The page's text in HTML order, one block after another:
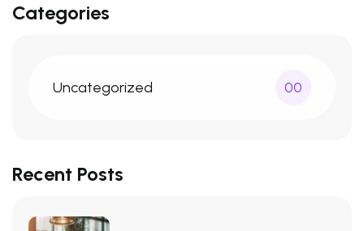
Categories
Uncategorized 00
Recent Posts